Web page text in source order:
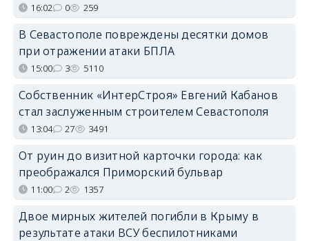
16:02 0 259
В Севастополе повреждены десятки домов
при отражении атаки БПЛА
15:00 3 5110
Собственник «ИнтерСтроя» Евгений Кабанов
стал заслуженным строителем Севастополя
13:04 27 3491
От руин до визитной карточки города: как
преображался Приморский бульвар
11:00 2 1357
Двое мирных жителей погибли в Крыму в
результате атаки ВСУ беспилотниками